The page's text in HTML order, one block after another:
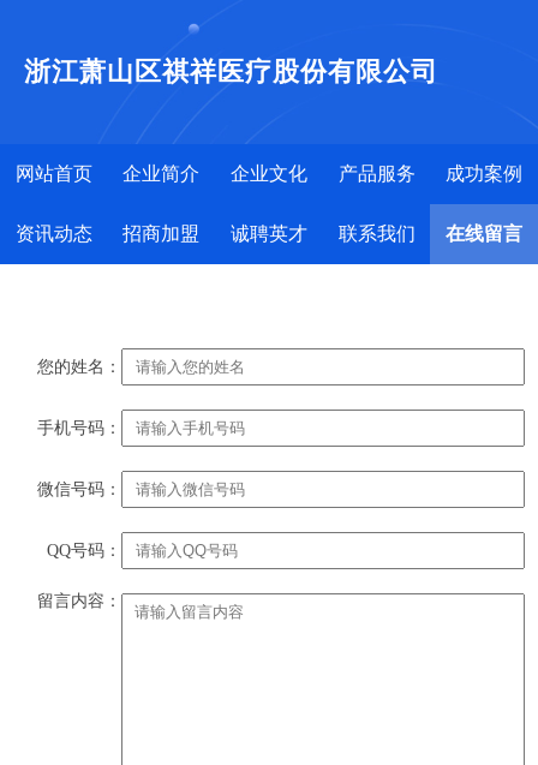
浙江萧山区祺祥医疗股份有限公司
网站首页 企业简介 企业文化 产品服务 成功案例
资讯动态 招商加盟 诚聘英才 联系我们 在线留言
您的姓名：
手机号码：
微信号码：
QQ号码：
留言内容：